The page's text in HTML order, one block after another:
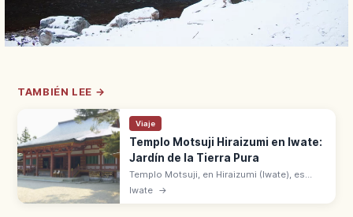
TAMBIÉN LEE →
Viaje
Templo Motsuji Hiraizumi en Iwate:
Jardín de la Tierra Pura
Templo Motsuji, en Hiraizumi (Iwate), es
Patrimonio UNESCO. Fundado en 850 por
Iwate →